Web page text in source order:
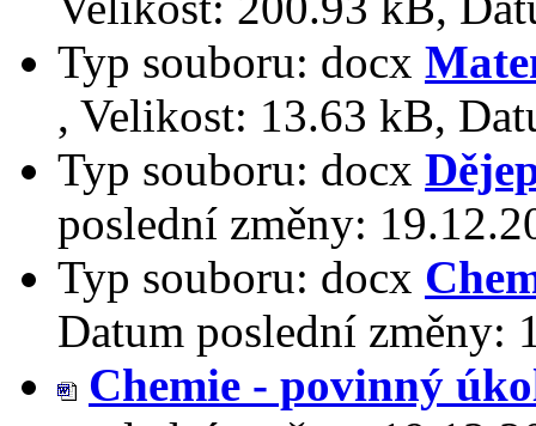
Typ souboru: docx
, Velikost: 13.63 kB,
Typ souboru: docx
poslední změny:
Typ souboru: docx
Datum poslední změny:
Chemie - povinný